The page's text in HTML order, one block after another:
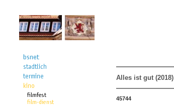
Alles ist gut (2018)
45744